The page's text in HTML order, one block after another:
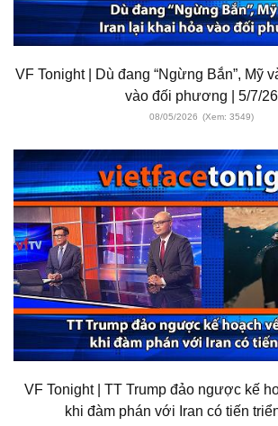
VF Tonight | Dù đang “Ngừng Bắn”, Mỹ
vào đối phương | 5/7/26
08/05/2026 (Xem: 3549)
VF Tonight | TT Trump đảo ngược kế
khi đàm phán với Iran có tiến